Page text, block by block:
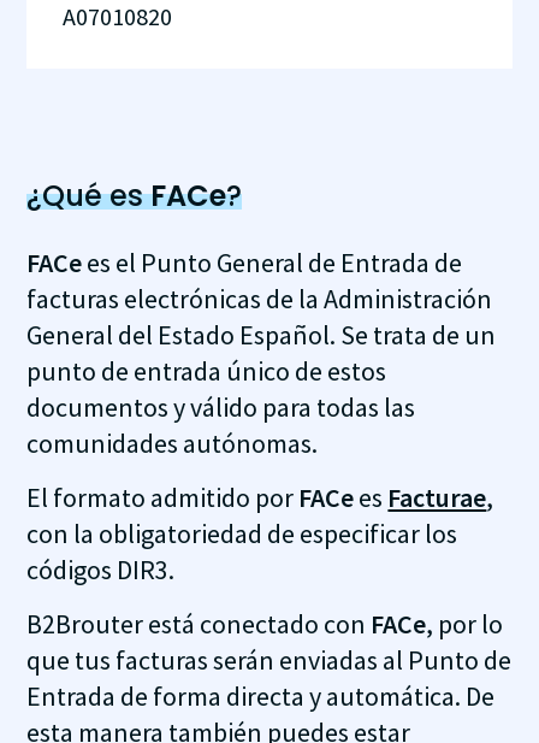
A07010820
¿Qué esFACe?
FACees el Punto General de Entrada de
facturas electrónicas de la Administración
General del Estado Español. Se trata de un
punto de entrada único de estos
documentos y válido para todas las
comunidades autónomas.
El formato admitido por FACees Facturae,
con la obligatoriedad de especificar los
códigos DIR3.
B2Brouter está conectado con FACe, por lo
que tus facturas serán enviadas al Punto de
Entrada de forma directa y automática. De
esta manera también puedes estar